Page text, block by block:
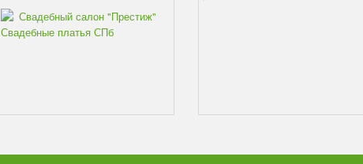
Свадебный салон "Престиж"
Свадебные платья СПб